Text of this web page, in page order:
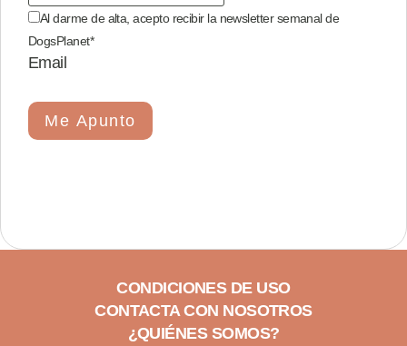
Al darme de alta, acepto recibir la newsletter semanal de
DogsPlanet*
Email
Me Apunto
CONDICIONES DE USO
CONTACTA CON NOSOTROS
¿QUIÉNES SOMOS?